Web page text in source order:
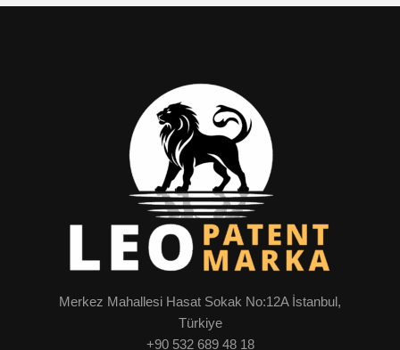
Merkez Mahallesi Hasat Sokak No:12A İstanbul,
Türkiye
+90 532 689 48 18